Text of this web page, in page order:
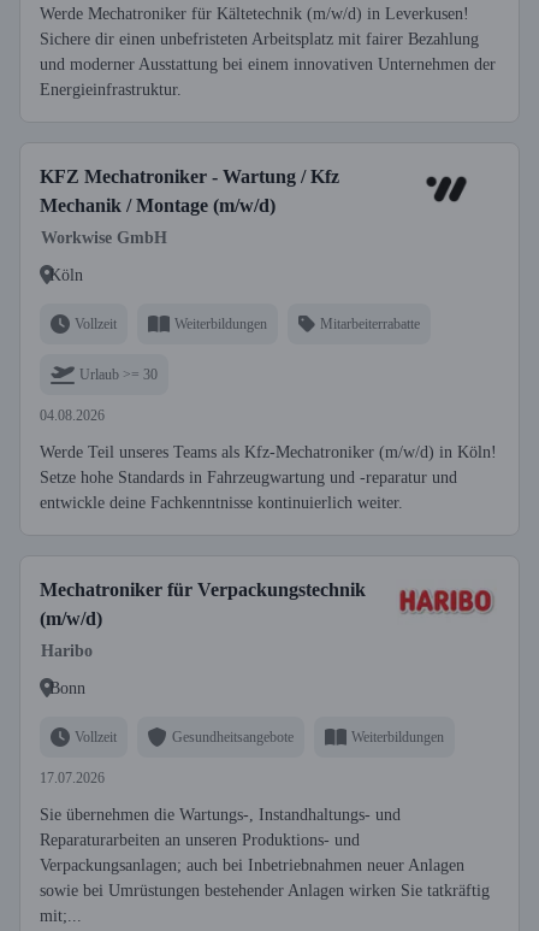
Werde Mechatroniker für Kältetechnik (m/w/d) in Leverkusen!
Sichere dir einen unbefristeten Arbeitsplatz mit fairer Bezahlung
und moderner Ausstattung bei einem innovativen Unternehmen der
Energieinfrastruktur.
KFZ Mechatroniker - Wartung / Kfz
Mechanik / Montage (m/w/d)
Workwise GmbH
Köln
Vollzeit Weiterbildungen Mitarbeiterrabatte
Urlaub >= 30
04.08.2026
Werde Teil unseres Teams als Kfz-Mechatroniker (m/w/d) in Köln!
Setze hohe Standards in Fahrzeugwartung und -reparatur und
entwickle deine Fachkenntnisse kontinuierlich weiter.
Mechatroniker für Verpackungstechnik
(m/w/d)
Haribo
Bonn
Vollzeit Gesundheitsangebote Weiterbildungen
17.07.2026
Sie übernehmen die Wartungs-, Instandhaltungs- und
Reparaturarbeiten an unseren Produktions- und
Verpackungsanlagen; auch bei Inbetriebnahmen neuer Anlagen
sowie bei Umrüstungen bestehender Anlagen wirken Sie tatkräftig
mit;...